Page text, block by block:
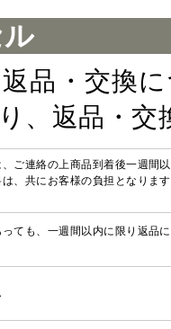
品・交換
、返品・
ご連絡の上商品到着後一週間
、共にお客様の負担となりま
ても、一週間以内に限り返品